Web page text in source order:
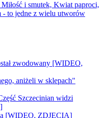
i smutek, Kwiat paproci,
- to jedne z wielu utworów
zwodowany [WIDEO,
aniżeli w sklepach"
Szczecinian widzi
[WIDEO, ZDJĘCIA]